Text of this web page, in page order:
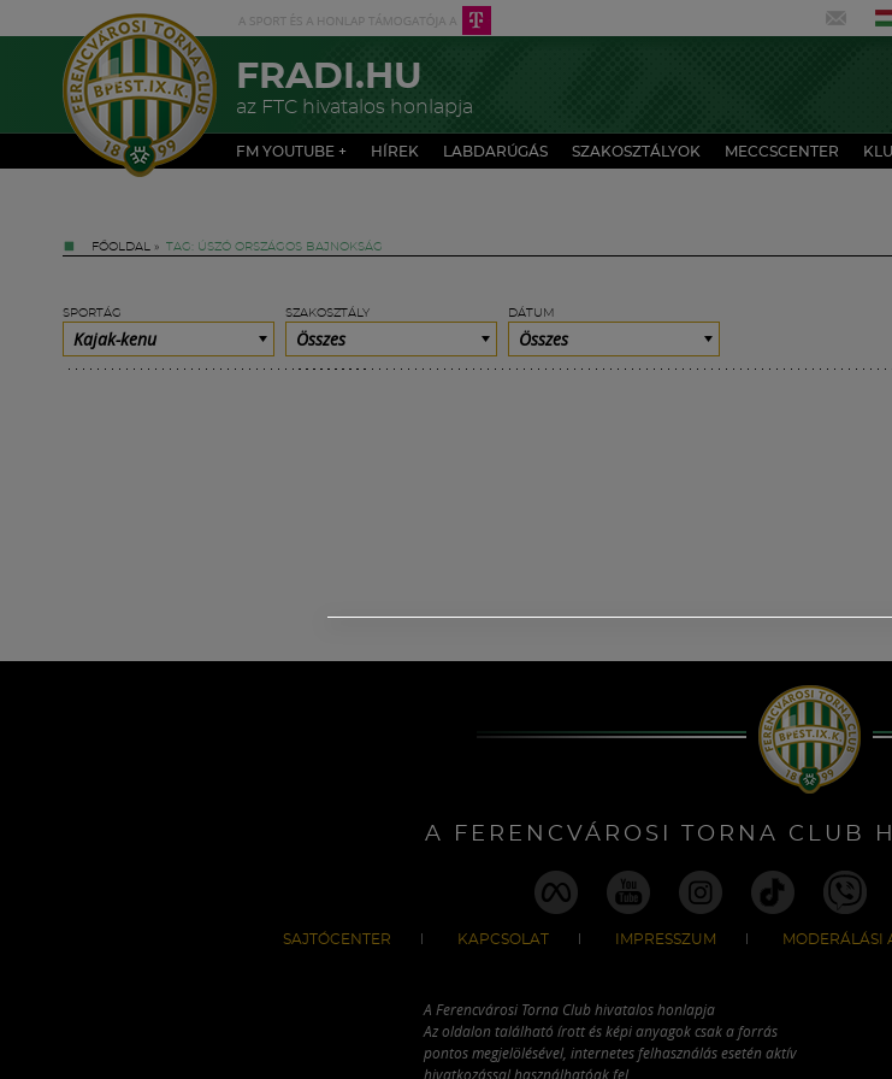
FRADI.HU
az FTC hivatalos honlapja
FM YOUTUBE + HÍREK LABDARÚGÁS SZAKOSZTÁLYOK MECCSCENTER
FŐOLDAL » TAG: ÚSZÓ ORSZÁGOS BAJNOKSÁG
SPORTÁG
Kajak-kenu
SZAKOSZTÁLY
Összes
DÁTUM
Összes
A FERENCVÁROSI TORNA CLUB
SAJTÓCENTER KAPCSOLAT IMPRESSZUM MODERÁLÁSI
A Ferencvárosi Torna Club hivatalos honlapja
Az oldalon található írott és képi anyagok csak a forrás
pontos megjelölésével, internetes felhasználás esetén aktív
hivatkozással használhatóak fel.